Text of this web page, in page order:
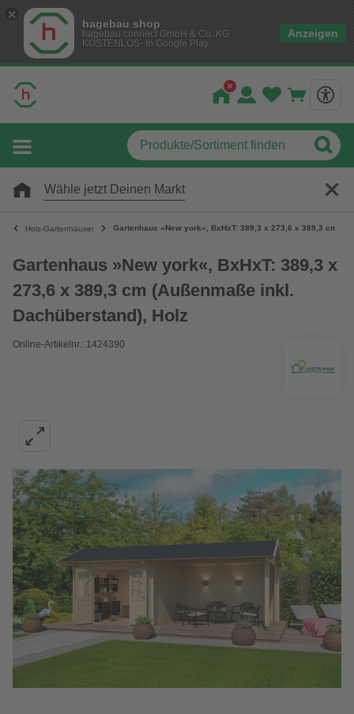
hagebau shop
hagebau connect GmbH & Co. KG
KOSTENLOS- In Google Play
Anzeigen
Wähle jetzt Deinen Markt
Holz-Gartenhäuser Gartenhaus »New york«, BxHxT: 389,3 x 273,6 x 389,3 cm
Gartenhaus »New york«, BxHxT: 389,3 x
273,6 x 389,3 cm (Außenmaße inkl.
Dachüberstand), Holz
Online-Artikelnr.: 1424390